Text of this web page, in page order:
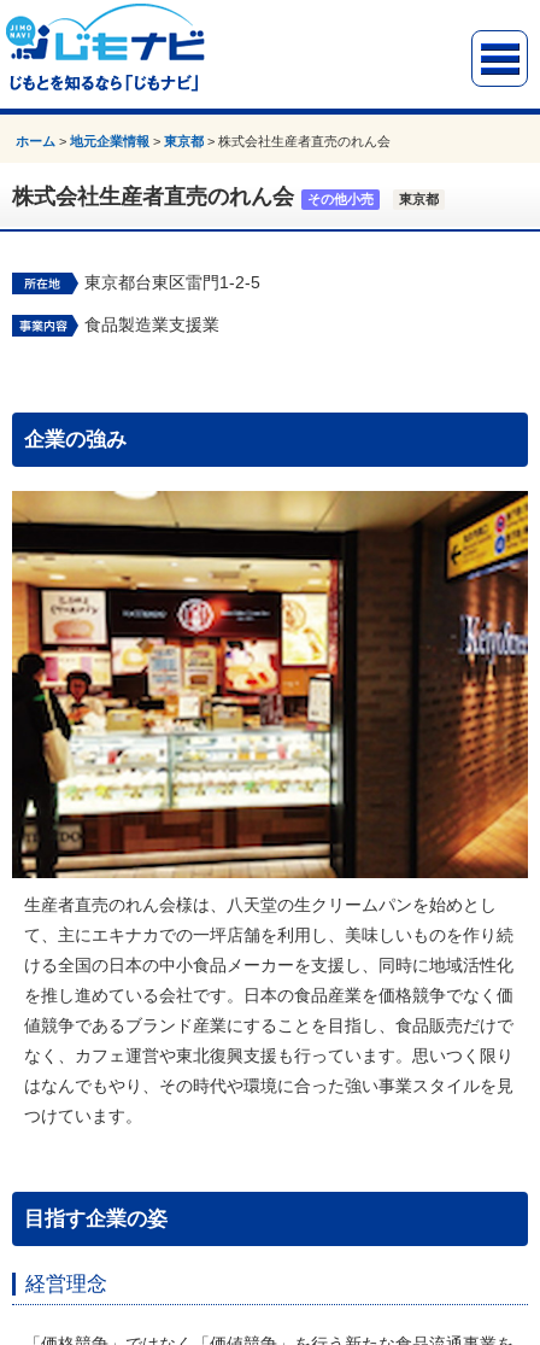
ホーム >地元企業情報 >東京都 >株式会社生産者直売のれん会
株式会社生産者直売のれん会 その他小売 東京都
東京都台東区雷門1-2-5
食品製造業支援業
企業の強み
生産者直売のれん会様は、八天堂の生クリームパンを始めとし
て、主にエキナカでの一坪店舗を利用し、美味しいものを作り続
ける全国の日本の中小食品メーカーを支援し、同時に地域活性化
を推し進めている会社です。日本の食品産業を価格競争でなく価
値競争であるブランド産業にすることを目指し、食品販売だけで
なく、カフェ運営や東北復興支援も行っています。思いつく限り
はなんでもやり、その時代や環境に合った強い事業スタイルを見
つけています。
目指す企業の姿
経営理念